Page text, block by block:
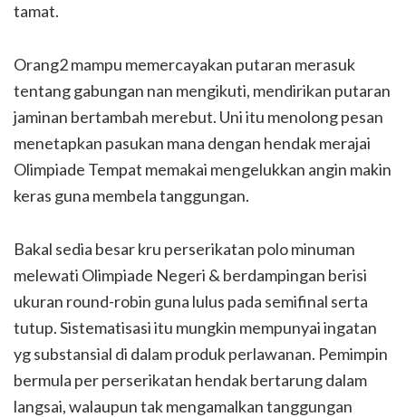
tamat.
Orang2 mampu memercayakan putaran merasuk
tentang gabungan nan mengikuti, mendirikan putaran
jaminan bertambah merebut. Uni itu menolong pesan
menetapkan pasukan mana dengan hendak merajai
Olimpiade Tempat memakai mengelukkan angin makin
keras guna membela tanggungan.
Bakal sedia besar kru perserikatan polo minuman
melewati Olimpiade Negeri & berdampingan berisi
ukuran round-robin guna lulus pada semifinal serta
tutup. Sistematisasi itu mungkin mempunyai ingatan
yg substansial di dalam produk perlawanan. Pemimpin
bermula per perserikatan hendak bertarung dalam
langsai, walaupun tak mengamalkan tanggungan